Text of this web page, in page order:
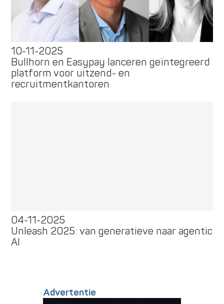
10-11-2025
Bullhorn en Easypay lanceren geïntegreerd
platform voor uitzend- en
recruitmentkantoren
04-11-2025
Unleash 2025: van generatieve naar agentic
AI
Advertentie